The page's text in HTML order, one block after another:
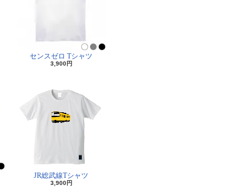
センスゼロ Tシャツ
3,900円
JR総武線Tシャツ
3,900円